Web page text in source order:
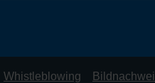
Whistleblowing